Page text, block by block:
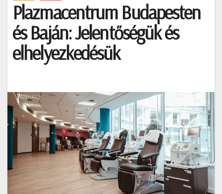
Plazmacentrum Budapesten
és Baján: Jelentőségük és
elhelyezkedésük